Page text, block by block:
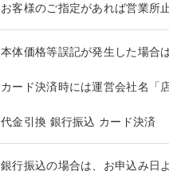
お客様のご指定があれば営業所
本体価格等誤記が発生した場合
カード決済時には運営会社名「
代金引換 銀行振込 カード決済
銀行振込の場合は、お申込み日